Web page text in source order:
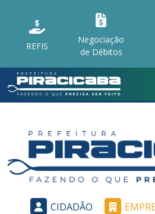
REFIS
Negociação
de Débitos
CIDADÃO